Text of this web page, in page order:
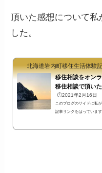
頂いた感想について私
した。
北海道岩内町移住生活体験
移住相談をオン
移住相談で頂い
🕒️2021年2月16日
このブログのサイドに私
記事リンクをはっていま